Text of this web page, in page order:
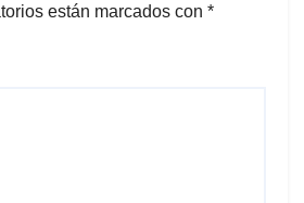
están marcados con *